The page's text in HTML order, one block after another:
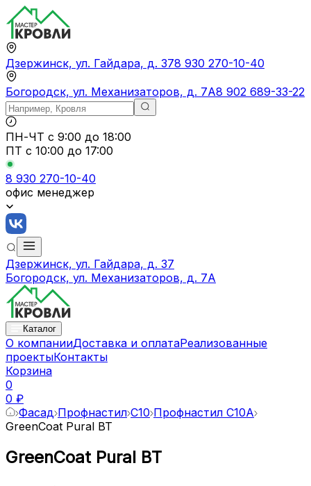
Дзержинск, ул. Гайдара, д. 378 930 270-10-40
Богородск, ул. Механизаторов, д. 7А8 902 689-33-22
ПН-ЧТ с 9:00 до 18:00
ПТ с 10:00 до 17:00
8 930 270-10-40
офис менеджер
Дзержинск, ул. Гайдара, д. 37
Богородск, ул. Механизаторов, д. 7А
Каталог
О компанииДоставка и оплатаРеализованные
проектыКонтакты
Корзина
0
0 ₽
Фасад Профнастил C10 Профнастил С10A
GreenCoat Pural BT
GreenCoat Pural BT